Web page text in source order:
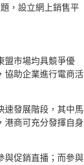
，設立網上銷售平
盟市場均具競爭優
協助企業進行電商活
速發展階段，其中馬
港商可充分發揮自身
與促銷直播；而參與